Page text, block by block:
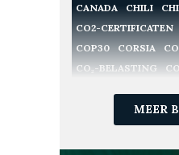
CANADA
CHILI
CO2-CERTIFICATEN
COP30
CORSIA
CO₂-BELASTING
CO₂-EMISSIES
CO₂-LANDBOUW
CO₂-PROJECT
MEER